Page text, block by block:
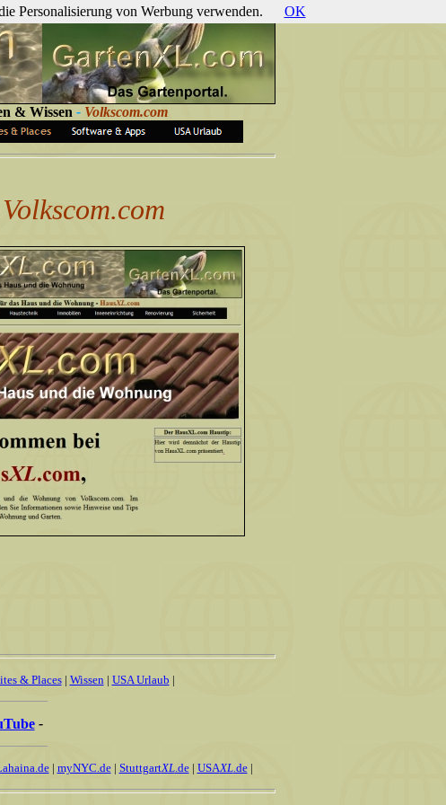
& Wissen - Volkscom.com
& Places| Wissen | USA Urlaub |
-
| myNYC.de| StuttgartXL.de| USAXL.de|
Personalisierung von Werbung verwenden. OK